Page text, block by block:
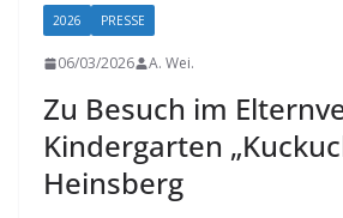
2026 PRESSE
06/03/2026 A. Wei.
Zu Besuch im
Kindergarten
Heinsberg